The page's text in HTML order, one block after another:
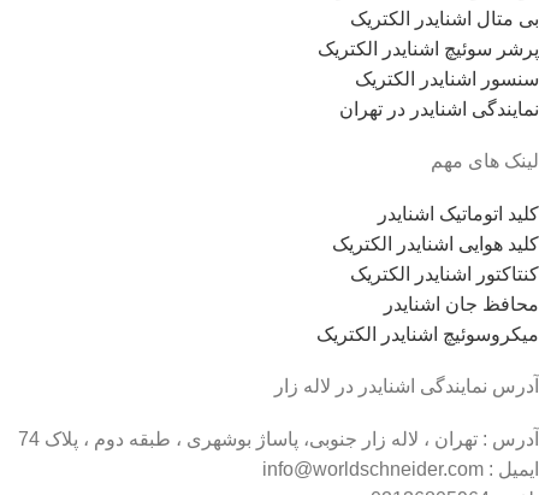
بی متال اشنایدر الکتریک
پرشر سوئیچ اشنایدر الکتریک
سنسور اشنایدر الکتریک
نمایندگی اشنایدر در تهران
لینک های مهم
کلید اتوماتیک اشنایدر
کلید هوایی اشنایدر الکتریک
کنتاکتور اشنایدر الکتریک
محافظ جان اشنایدر
میکروسوئیچ اشنایدر الکتریک
آدرس نمایندگی اشنایدر در لاله زار
آدرس : تهران ، لاله زار جنوبی، پاساژ بوشهری ، طبقه دوم ، پلاک 74
ایمیل : info@worldschneider.com